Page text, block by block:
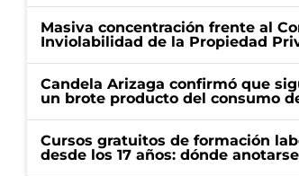
Masiva concentración frente al
Inviolabilidad de la Propiedad
Candela Arizaga confirmó que
un brote producto del consumo
Cursos gratuitos de formación
desde los 17 años: dónde anotarse